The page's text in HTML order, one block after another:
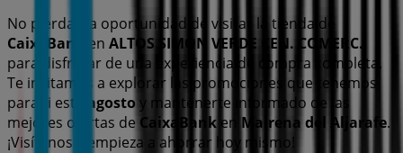
No pierdas la oportunidad de visitar la tienda de
CaixaBank
en ALTOS SIMON VERDE CEN. COMERC.
para disfrutar de una experiencia de compra completa.
Te invitamos a explorar las promociones que tenemos
para ti este
agosto y mantenerte informado de las
mejores ofertas de CaixaBank en Mairena del Aljarafe.
¡Visítanos y empieza a ahorrar hoy mismo!